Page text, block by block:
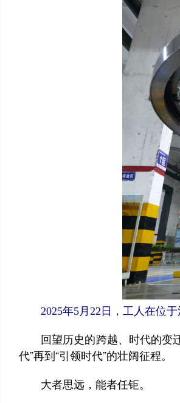
2025年5月22日，工人在位于
回望历史的跨越、时代的变迁
代”再到“引领时代”的壮阔征程。
大者思远，能者任钜。